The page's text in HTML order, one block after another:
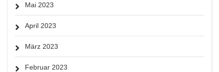
Mai 2023
April 2023
März 2023
Februar 2023